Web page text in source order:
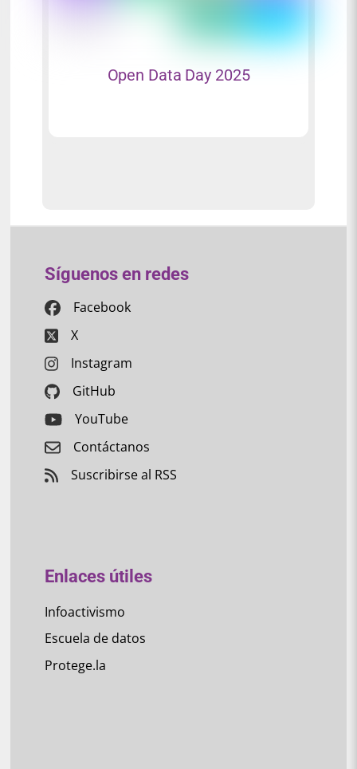
Open Data Day 2025
Síguenos en redes
Facebook
X
Instagram
GitHub
YouTube
Contáctanos
Suscribirse al RSS
Enlaces útiles
Infoactivismo
Escuela de datos
Protege.la